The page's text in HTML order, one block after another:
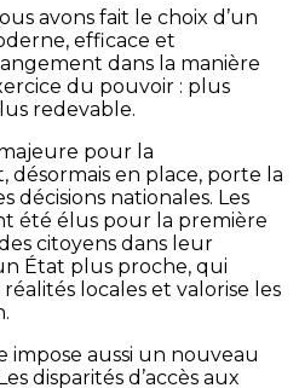
avons fait le choix d’un
efficace et
dans la manière
du pouvoir : plus
redevable.
pour la
désormais en place, porte la
décisions nationales. Les
été élus pour la première
citoyens dans leur
État plus proche, qui
locales et valorise les
impose aussi un nouveau
disparités d’accès aux